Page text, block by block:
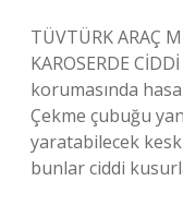
TÜVTÜRK ARAÇ
KAROSERDE
korumasında
Çekme çubuğu
yaratabilecek
bunlar ciddi